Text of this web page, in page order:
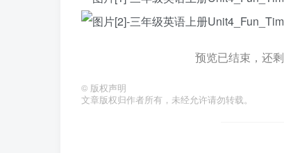
预览已结束，还剩
© 版权声明
文章版权归作者所有，未经允许请勿转载。